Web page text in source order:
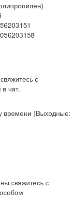
с
чат.
времени (Выходные:
свяжитесь с